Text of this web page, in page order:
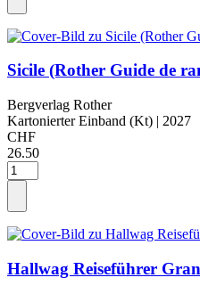
Sicile (Rother Guide de
Bergverlag Rother
Kartonierter Einband (Kt) | 2027
CHF
26.50
Hallwag Reiseführer